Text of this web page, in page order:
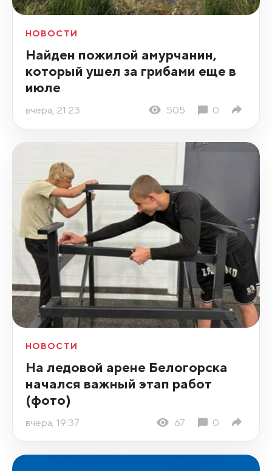
НОВОСТИ
Найден пожилой амурчанин,
который ушел за грибами еще в
июле
вчера, 21:23 505 0
НОВОСТИ
На ледовой арене Белогорска
начался важный этап работ
(фото)
вчера, 19:37 67 0